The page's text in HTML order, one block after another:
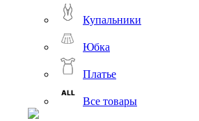
Купальники
Юбка
Платье
Все товары